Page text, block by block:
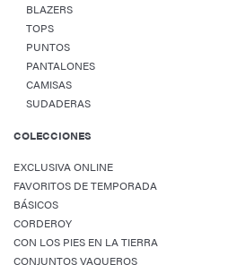
BLAZERS
TOPS
PUNTOS
PANTALONES
CAMISAS
SUDADERAS
COLECCIONES
EXCLUSIVA ONLINE
FAVORITOS DE TEMPORADA
BÁSICOS
CORDEROY
CON LOS PIES EN LA TIERRA
CONJUNTOS VAQUEROS